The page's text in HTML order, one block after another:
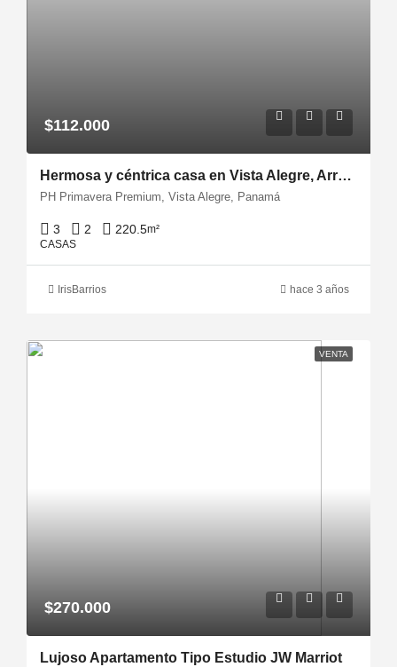
$112.000
Hermosa y céntrica casa en Vista Alegre, Arraiján
PH Primavera Premium, Vista Alegre, Panamá
3 2 220.5m²
CASAS
IrisBarrios hace 3 años
VENTA
$270.000
Lujoso Apartamento Tipo Estudio JW Marriot